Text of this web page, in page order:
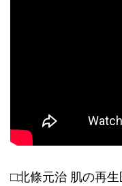
□北條元治 肌の再